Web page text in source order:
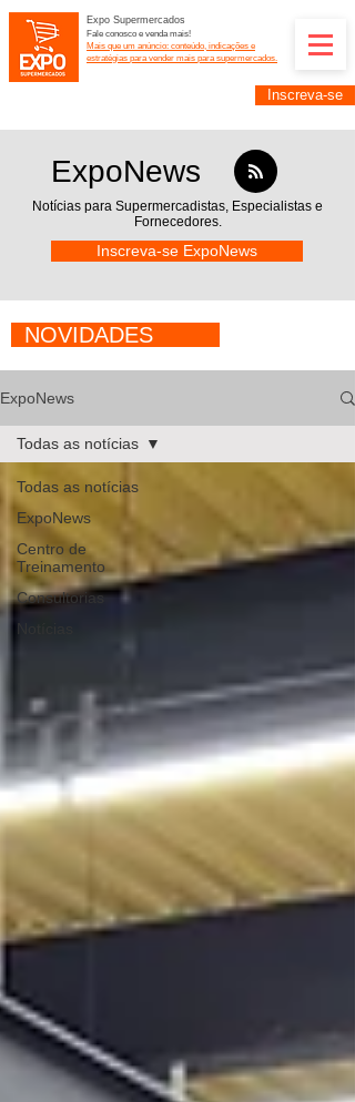
Expo Supermercados
Fale conosco e venda mais!
Mais que um anúncio: conteúdo, indicações e
estratégias para vender mais para supermercados.
Inscreva-se
ExpoNews
Notícias para Supermercadistas, Especialistas e
Fornecedores.
Inscreva-se ExpoNews
NOVIDADES
ExpoNews
Todas as notícias
ExpoNews
Centro de
Treinamento
Consultorias
Todas as notícias